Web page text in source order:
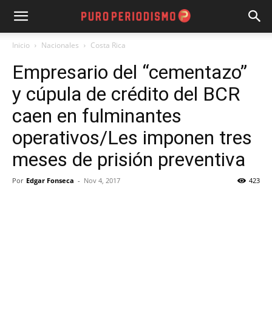
Inicio Nacionales Costa Rica
Empresario del “cementazo”
y cúpula de crédito del BCR
caen en fulminantes
operativos/Les imponen tres
meses de prisión preventiva
Por Edgar Fonseca - Nov 4, 2017 423